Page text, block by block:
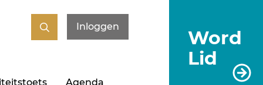
Word
Lid
Inloggen
Agenda